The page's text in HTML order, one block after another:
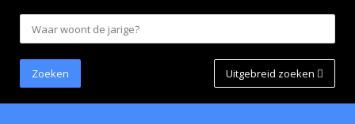
Uitgebreid zoeken